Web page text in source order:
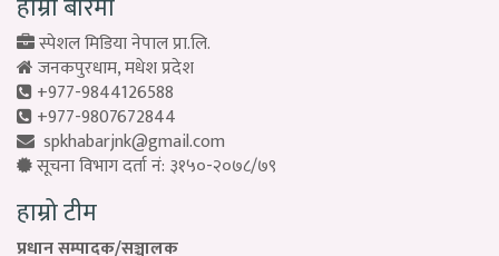
स्पेशल मिडिया नेपाल प्रा.लि.
जनकपुरधाम, मधेश प्रदेश
+977-9844126588
+977-9807672844
spkhabarjnk@gmail.com
सूचना विभाग दर्ता नं: ३१५०-२०७८/७९
हाम्रो टीम
प्रधान सम्पादक/सञ्चालक